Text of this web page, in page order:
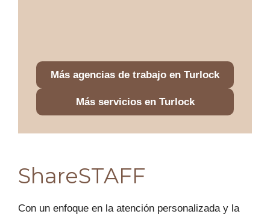
Más agencias de trabajo en Turlock
Más servicios en Turlock
ShareSTAFF
Con un enfoque en la atención personalizada y la